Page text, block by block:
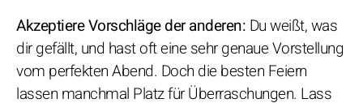
Akzeptiere Vorschläge der anderen: Du weißt, was
dir gefällt, und hast oft eine sehr genaue Vorstellung
vom perfekten Abend. Doch die besten Feiern
lassen manchmal Platz für Überraschungen. Lass